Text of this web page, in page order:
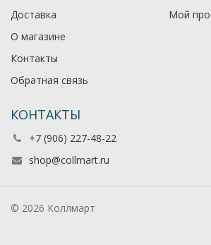
Доставка
О магазине
Контакты
Обратная связь
Мой
КОНТАКТЫ
+7 (906) 227-48-22
shop@collmart.ru
© 2026 Коллмарт